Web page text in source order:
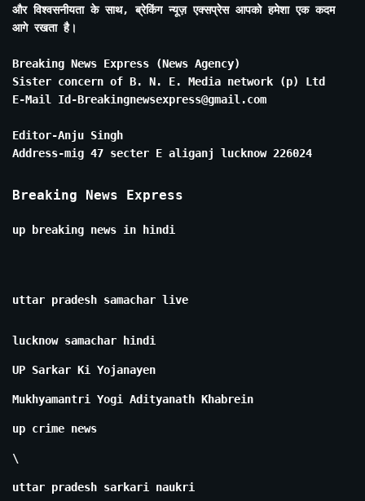
और विश्वसनीयता के साथ, ब्रेकिंग न्यूज़ एक्सप्रेस आपको हमेशा एक कदम
आगे रखता है।
Breaking News Express (News Agency)
Sister concern of B. N. E. Media network (p) Ltd
E-Mail Id-Breakingnewsexpress@gmail.com
Editor-Anju Singh
Address-mig 47 secter E aliganj lucknow 226024
Breaking News Express
up breaking news in hindi
uttar pradesh samachar live
lucknow samachar hindi
UP Sarkar Ki Yojanayen
Mukhyamantri Yogi Adityanath Khabrein
up crime news
\
uttar pradesh sarkari naukri